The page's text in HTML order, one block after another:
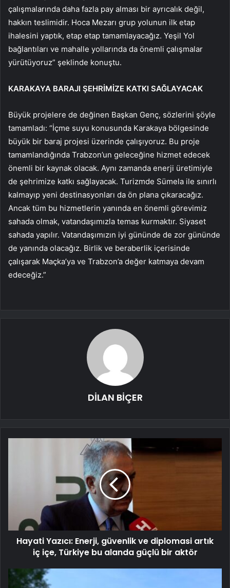
çalışmalarında daha fazla pay alması bir ayrıcalık değil,
hakkın teslimidir. Hoca Mezarı grup yolunun ilk etap
ihalesini yaptık, etap etap tamamlayacağız. Yeşil Yol
bağlantıları ve mahalle yollarında da önemli çalışmalar
yürütüyoruz” şeklinde konuştu.
KARAKAYA BARAJI ŞEHRİMİZE KATKI SAĞLAYACAK
Büyük projelere de değinen Başkan Genç, sözlerini şöyle
tamamladı: “İçme suyu konusunda Karakaya bölgesinde
büyük bir baraj projesi üzerinde çalışıyoruz. Bu proje
tamamlandığında Trabzon’un geleceğine hizmet edecek
önemli bir kaynak olacak. Aynı zamanda enerji üretimiyle
de şehrimize katkı sağlayacak. Turizmde Sümela ile sınırlı
kalmayıp yeni destinasyonları da ön plana çıkaracağız.
Ancak tüm bu hizmetlerin yanında en önemli görevimiz
sahada olmak, vatandaşımızla temas kurmaktır. Siyaset
sahada yapılır. Vatandaşımızın iyi gününde de zor gününde
de yanında olacağız. Birlik ve beraberlik içerisinde
çalışarak Maçka’ya ve Trabzon’a değer katmaya devam
edeceğiz.”
DİLAN BİÇER
Hayati Yazıcı: Enerji, güvenlik ve diplomasi artık
iç içe, Türkiye bu alanda güçlü bir aktör